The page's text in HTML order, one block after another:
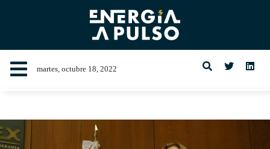
martes, octubre 18, 2022